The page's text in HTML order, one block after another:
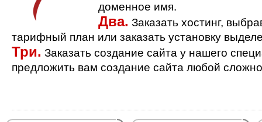
доменное имя.
Два. Заказать хостинг,
тарифный план или заказать установку
Три. Заказать создание сайта у нашего
предложить вам создание сайта любой